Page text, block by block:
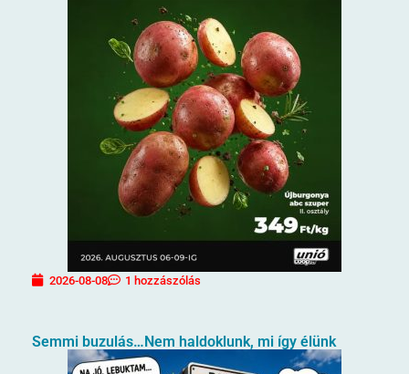
2026-08-08 1 hozzászólás
Semmi buzulás…Nem haldoklunk, mi így élünk